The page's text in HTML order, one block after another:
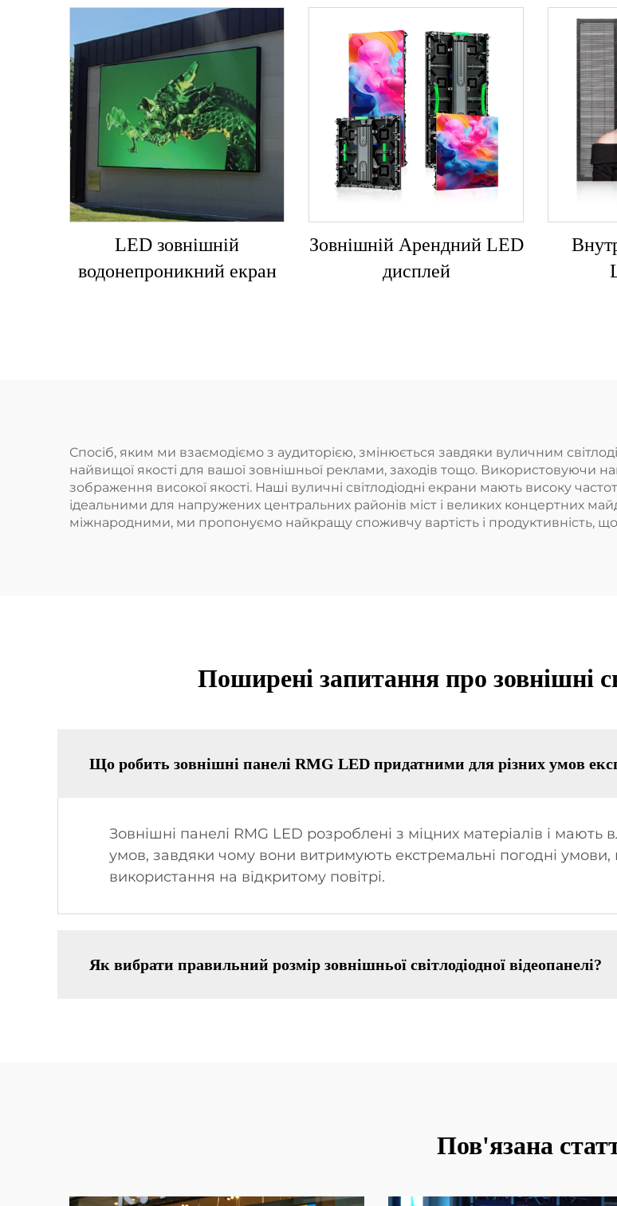
LED зовнішній
водонепроникний екран
Зовнішній Арендний LED
дисплей
Спосіб, яким ми взаємодіємо з аудиторією, змінюється завдяки вуличним
найвищої якості для вашої зовнішньої реклами, заходів тощо. Використовуючи
зображення високої якості. Наші вуличні світлодіодні екрани мають високу
ідеальними для напружених центральних районів міст і великих концертних
міжнародними, ми пропонуємо найкращу споживчу вартість і продуктивність,
Поширені запитання про зовнішні
Що робить зовнішні панелі RMG LED придатними для різних умов
Зовнішні панелі RMG LED розроблені з міцних матеріалів і
умов, завдяки чому вони витримують екстремальні погодні умови,
використання на відкритому повітрі.
Як вибрати правильний розмір зовнішньої світлодіодної відеопанелі?
Пов'язана